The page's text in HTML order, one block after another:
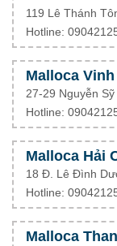
119 Lê Thánh
Hotline:
Malloca
27-29 Nguyễn
Hotline:
Malloca Hải
18 Đ. Lê Đình
Hotline:
Malloca